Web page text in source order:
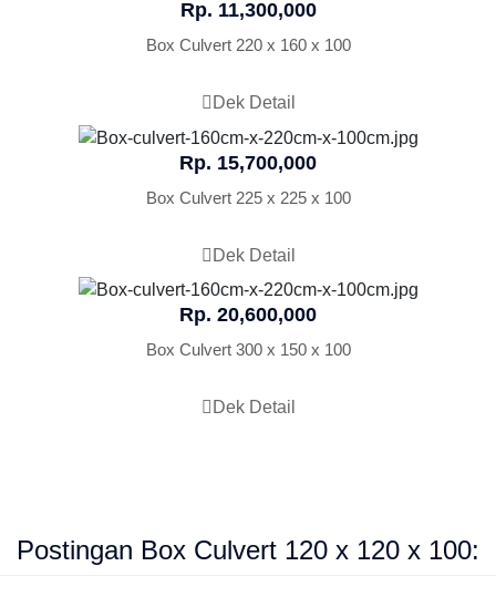
Rp. 11,300,000
Box Culvert 220 x 160 x 100
Dek Detail
Rp. 15,700,000
Box Culvert 225 x 225 x 100
Dek Detail
Rp. 20,600,000
Box Culvert 300 x 150 x 100
Dek Detail
Postingan Box Culvert 120 x 120 x 100: